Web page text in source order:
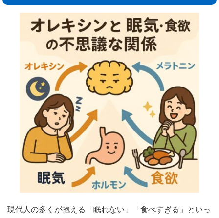
現代人の多くが抱える「眠れない」「食べすぎる」といっ